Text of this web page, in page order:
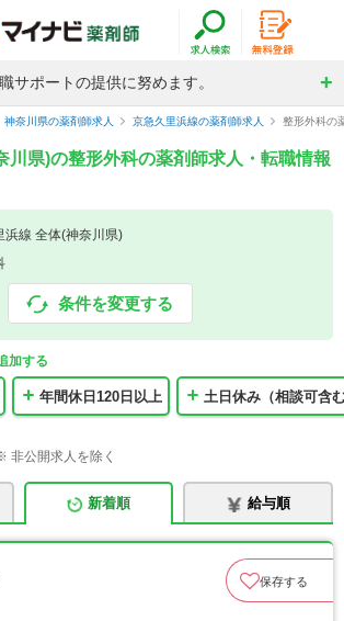
サポートの提供に努めます。
神奈川県の薬剤師求人 京急久里浜線の薬剤師求人 整形外科の
川県)の整形外科の薬剤師求人・転職情報
浜線 全体(神奈川県)
条件を変更する
加する
年間休日120日以上 土日休み（相談可含
非公開求人を除く
新着順 給与順
保存する